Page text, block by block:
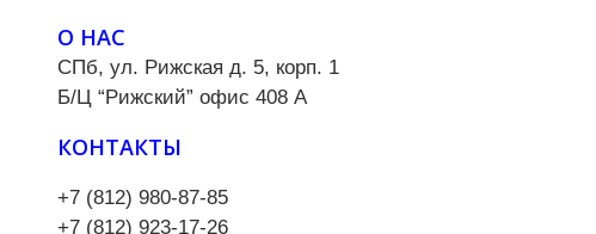
О НАС
СПб, ул. Рижская д. 5, корп. 1
Б/Ц “Рижский” офис 408 А
КОНТАКТЫ
+7 (812) 980-87-85
+7 (812) 923-17-26